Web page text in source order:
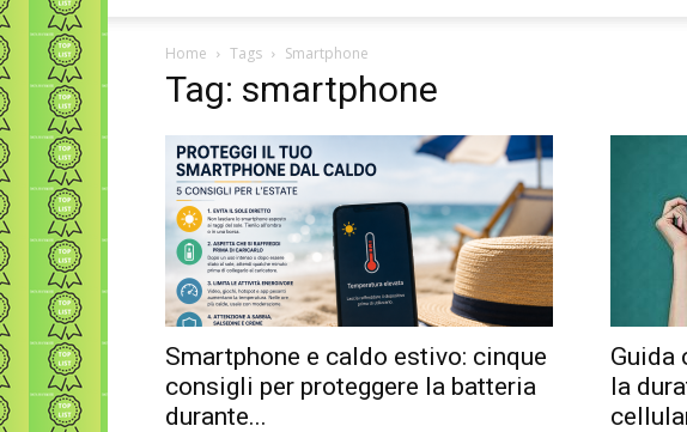
Home Tags Smartphone
Tag: smartphone
Smartphone e caldo estivo: cinque
consigli per proteggere la batteria
durante...
Guida
la